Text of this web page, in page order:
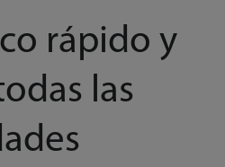
rápido y
las